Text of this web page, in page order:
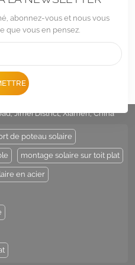
abonnez-vous et nous vous
que vous en pensez.
Jimei District, Xiamen, China
de poteau solaire
montage solaire sur toit plat
en acier